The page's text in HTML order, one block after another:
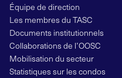
Équipe de direction
Les membres du TASC
Documents institutionnels
Collaborations de l’OOSC
Mobilisation du secteur
Statistiques sur les condos